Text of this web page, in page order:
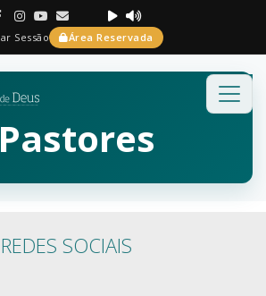
Sessão Área Reservada
REDES SOCIAIS